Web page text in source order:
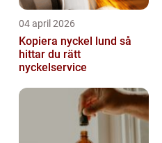
04 april 2026
Kopiera nyckel lund så
hittar du rätt
nyckelservice